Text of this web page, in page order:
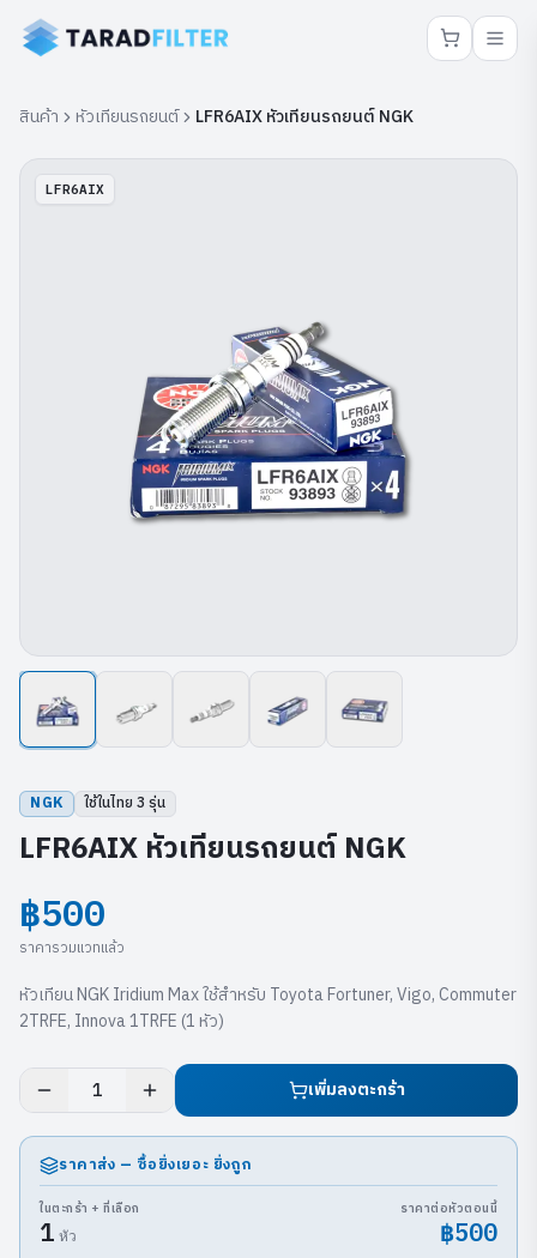
สินค้า หัวเทียนรถยนต์ LFR6AIX หัวเทียนรถยนต์ NGK
LFR6AIX
NGK ใช้ในไทย 3 รุ่น
LFR6AIX หัวเทียนรถยนต์ NGK
฿500
ราคารวมแวทแล้ว
หัวเทียน NGK Iridium Max ใช้สำหรับ Toyota Fortuner, Vigo, Commuter
2TRFE, Innova 1TRFE (1 หัว)
1 เพิ่มลงตะกร้า
ราคาส่ง — ซื้อยิ่งเยอะ ยิ่งถูก
ในตะกร้า + ที่เลือก
1 หัว
ราคาต่อหัวตอนนี้
฿500